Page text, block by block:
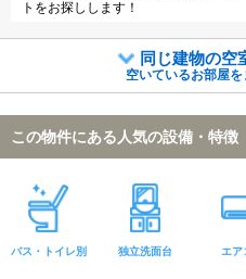
トをお探しします！
同じ建物の空
空いているお部屋を
この物件にある人気の設備・特徴
バス・トイレ別 独立洗面台 エア